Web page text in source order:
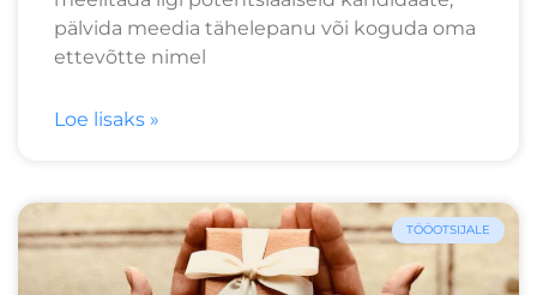
pälvida meedia tähelepanu või koguda oma
ettevõtte nimel
Loe lisaks »
TÖÖOTSIJALE